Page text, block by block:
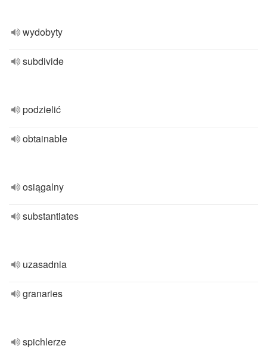
wydobyty
subdivide
podzielić
obtainable
osiągalny
substantiates
uzasadnia
granaries
spichlerze